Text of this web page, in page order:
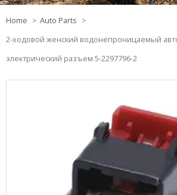
Home
Auto Parts
2-ходовой женский водонепроницаемый
электрический разъем 5-2297796-2